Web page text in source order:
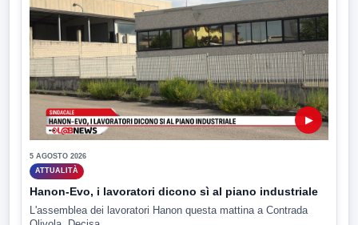
▶
5 AGOSTO 2026
ATTUALITÀ
Hanon-Evo, i lavoratori dicono sì al piano industriale
L'assemblea dei lavoratori Hanon questa mattina a Contrada